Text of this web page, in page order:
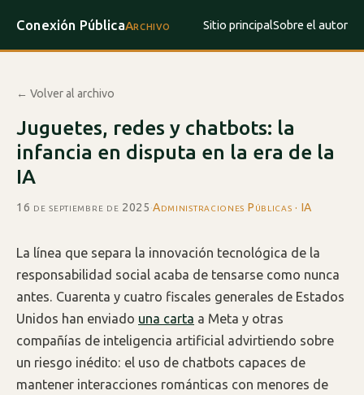
Conexión PúblicaArchivo Sitio principalSobre el autor
← Volver al archivo
Juguetes, redes y chatbots: la
infancia en disputa en la era de la
IA
16 de septiembre de 2025·Administraciones Públicas · IA
La línea que separa la innovación tecnológica de la
responsabilidad social acaba de tensarse como nunca
antes. Cuarenta y cuatro fiscales generales de Estados
Unidos han enviado una carta a Meta y otras
compañías de inteligencia artificial advirtiendo sobre
un riesgo inédito: el uso de chatbots capaces de
mantener interacciones románticas con menores de